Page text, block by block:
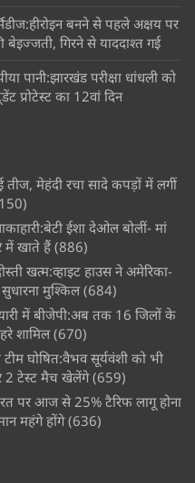
बनने से पहले अक्षय पर
गिरने से याददाश्त गई
पानी:झारखंड परीक्षा धांधली को
प्रोटेस्ट का 12वां दिन
मेहंदी रचा सादे कपड़ों में लगीं
ईशा देओल बोलीं- मां
में खाते हैं (886)
खत्म:व्हाइट हाउस ने अमेरिका-
मुश्किल (684)
में बीजेपी:अब तक 16 जिलों के
शामिल (670)
घोषित:वैभव सूर्यवंशी को भी
2 टेस्ट मैच खेलेंगे (659)
पर आज से 25% टैरिफ लागू होना
महंगे होंगे (636)